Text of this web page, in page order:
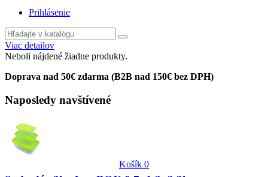
Prihlásenie
Viac detailov
Neboli nájdené žiadne produkty.
Doprava nad 50€ zdarma (B2B nad 150€ bez DPH)
Naposledy navštívené
Košík 0